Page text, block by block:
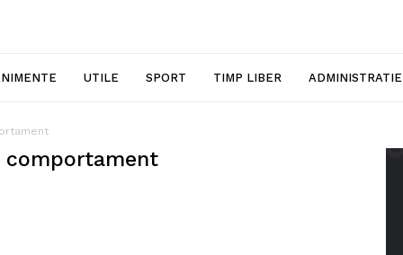
UTILE SPORT TIMP LIBER ADMINISTRATIE
comportament